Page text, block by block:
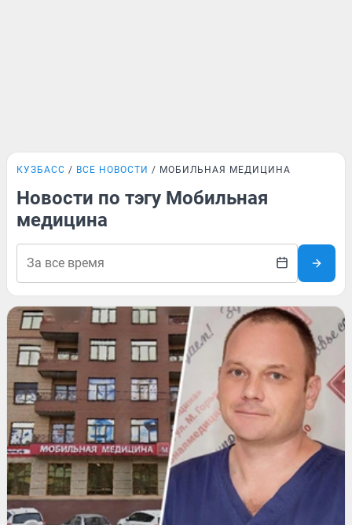
КУЗБАСС ВСЕ НОВОСТИ МОБИЛЬНАЯ МЕДИЦИНА
Новости по тэгу Мобильная
медицина